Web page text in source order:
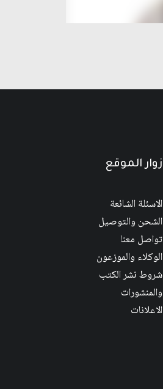
زوار الموقع
الاسئلة الشائعة
الشحن والتوصيل
تواصل معنا
الوكلاء والموزعون
شروط نشر الكتب
والمنشورات
الاعلانات